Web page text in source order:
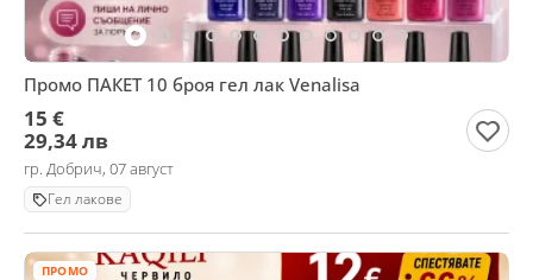
Промо ПАКЕТ 10 броя гел лак Venalisa
15 €
29,34 лв
гр. Добрич, 07 август
Гел лакове
ПРОМО